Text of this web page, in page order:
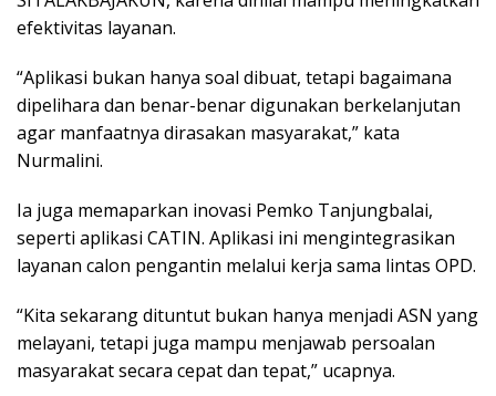
efektivitas layanan.
“Aplikasi bukan hanya soal dibuat, tetapi bagaimana
dipelihara dan benar-benar digunakan berkelanjutan
agar manfaatnya dirasakan masyarakat,” kata
Nurmalini.
Ia juga memaparkan inovasi Pemko Tanjungbalai,
seperti aplikasi CATIN. Aplikasi ini mengintegrasikan
layanan calon pengantin melalui kerja sama lintas OPD.
“Kita sekarang dituntut bukan hanya menjadi ASN yang
melayani, tetapi juga mampu menjawab persoalan
masyarakat secara cepat dan tepat,” ucapnya.